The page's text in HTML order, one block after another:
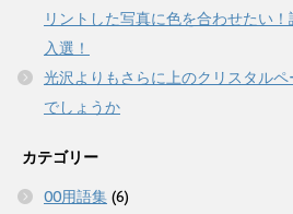
リントした写真に色を合わせたい
入選！
光沢よりもさらに上のクリスタル
でしょうか
カテゴリー
00用語集 (6)